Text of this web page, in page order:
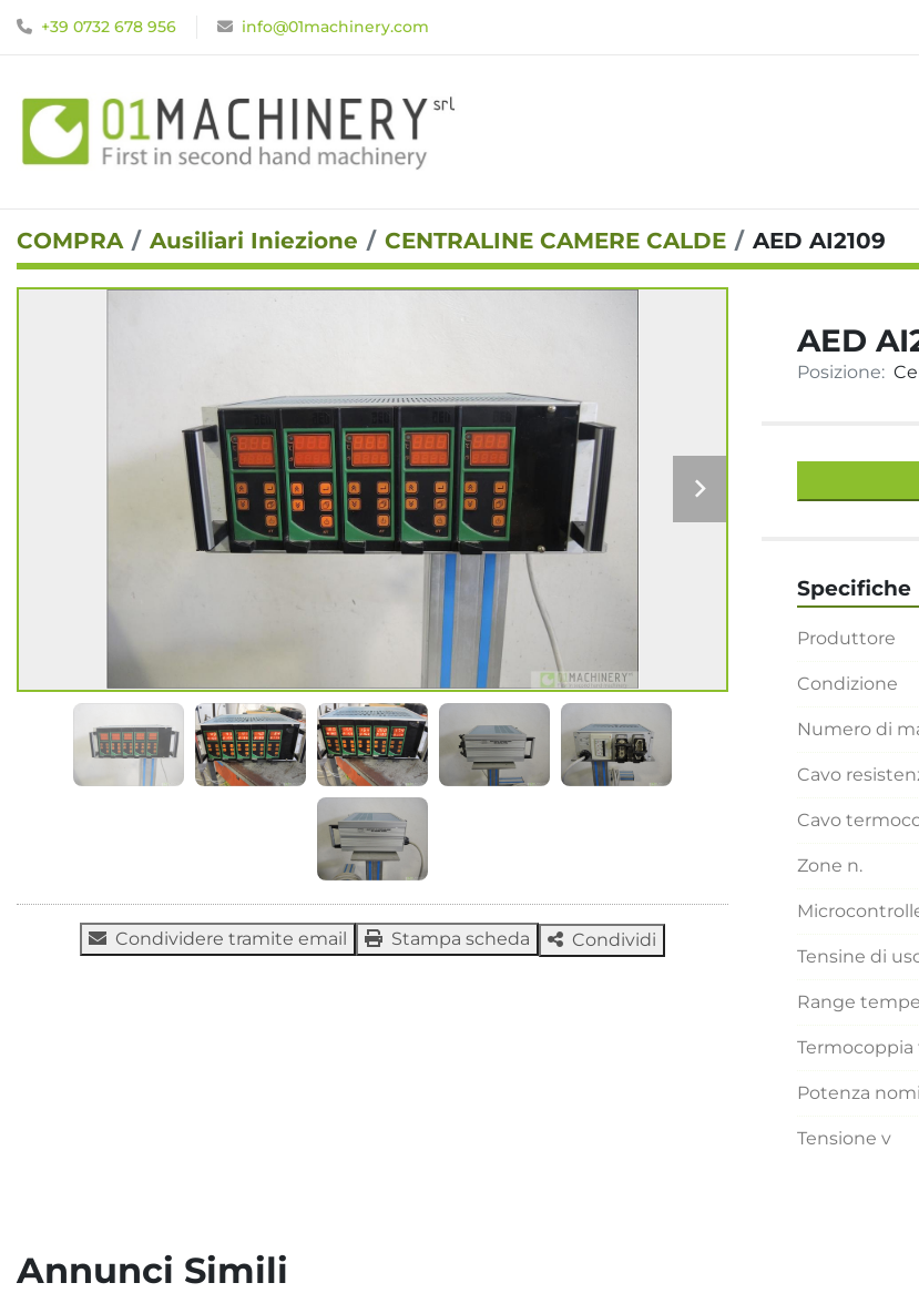
+39 0732 678 956 info@01machinery.com
COMPRA Ausiliari Iniezione CENTRALINE CAMERE CALDE AED AI2109
Condividere tramite email Stampa scheda Condividi
AED
Posizione:
Specifiche
Produttore
Condizione
Numero di
Cavo
Cavo
Zone n.
Tensine di
Range
Potenza
Tensione v
Annunci Simili